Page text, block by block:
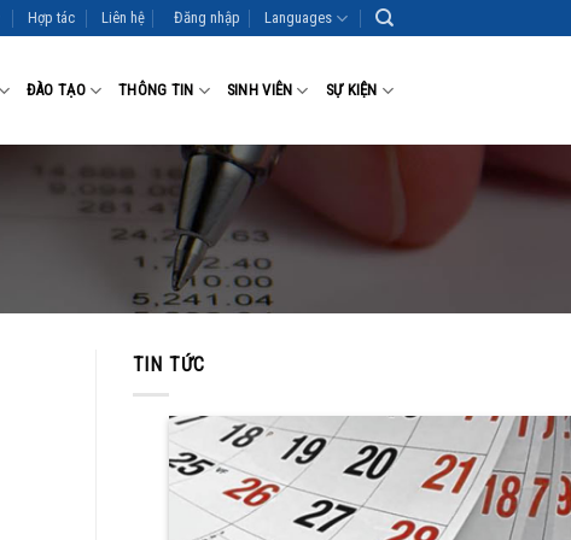
Hợp tác Liên hệ Đăng nhập Languages
ĐÀO TẠO THÔNG TIN SINH VIÊN SỰ KIỆN
TIN TỨC